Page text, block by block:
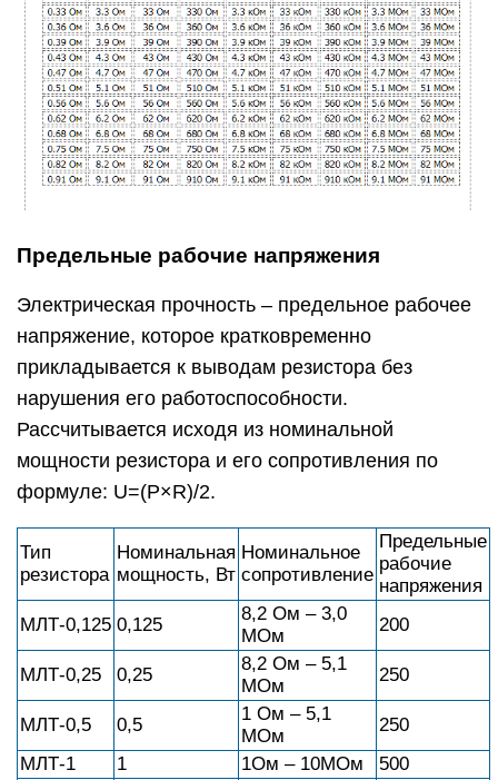
Предельные рабочие напряжения
Электрическая прочность – предельное рабочее
напряжение, которое кратковременно
прикладывается к выводам резистора без
нарушения его работоспособности.
Рассчитывается исходя из номинальной
мощности резистора и его сопротивления по
формуле: U=(P×R)/2.
Тип
резистора
Номинальная
мощность, Вт
Номинальное
сопротивление
Предельные
рабочие
напряжения
МЛТ-0,125 0,125
8,2 Ом – 3,0
МОм
200
МЛТ-0,25 0,25
8,2 Ом – 5,1
МОм
250
МЛТ-0,5 0,5
1 Ом – 5,1
МОм
250
МЛТ-1
1 1Ом – 10МОм
500